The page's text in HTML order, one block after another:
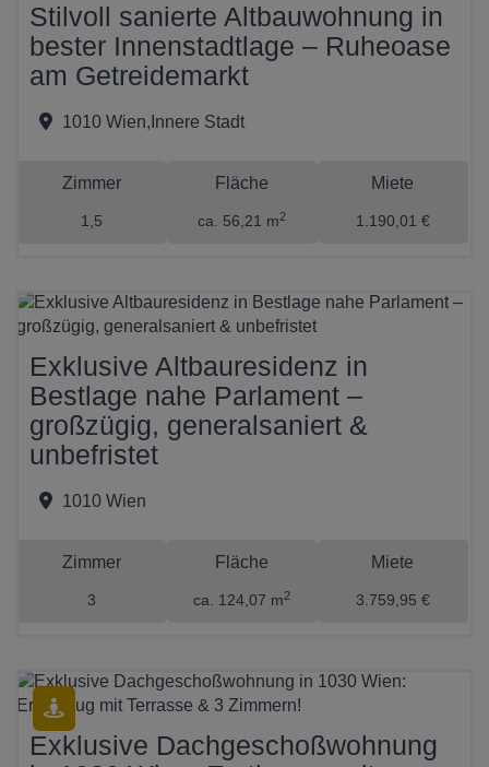
Stilvoll sanierte Altbauwohnung in
bester Innenstadtlage – Ruheoase
am Getreidemarkt
1010 Wien,Innere Stadt
Zimmer
1,5
Fläche
ca. 56,21 m2
Miete
1.190,01 €
Exklusive Altbauresidenz in
Bestlage nahe Parlament –
großzügig, generalsaniert &
unbefristet
1010 Wien
Zimmer
3
Fläche
ca. 124,07 m2
Miete
3.759,95 €
Exklusive Dachgeschoßwohnung